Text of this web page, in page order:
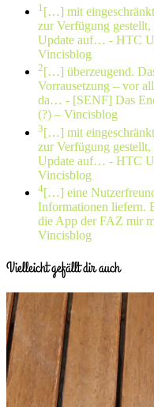
1 […] mit
zur Verfügung
Update auf… - HTC
Vincisblog
2[…] überzeugend.
Vorrausetzung – vor
da… - [SENF] Das
(?) – Vincisblog
3[…] mit
zur Verfügung
Update auf… - HTC
Vincisblog
4[…] eine
Informationen liefern.
die App der FAZ mir
Vincisblog
Vielleicht gefällt dir auch